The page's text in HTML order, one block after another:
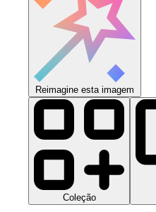
Reimagine esta imagem
Coleção